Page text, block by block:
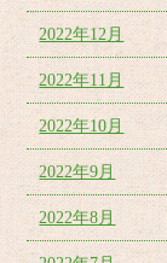
2022年12月
2022年11月
2022年10月
2022年9月
2022年8月